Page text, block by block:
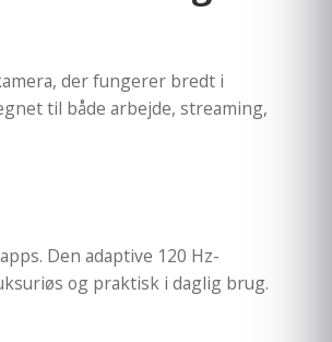
der fungerer bredt i
til både arbejde, streaming,
Den adaptive 120 Hz-
og praktisk i daglig brug.